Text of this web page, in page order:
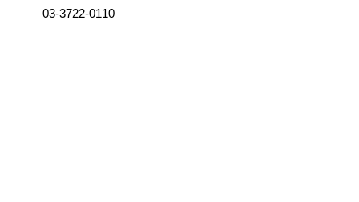
03-3722-0110